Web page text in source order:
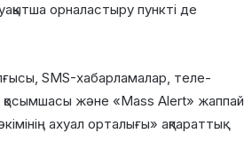
орналастыру пункті де
SMS-хабарламалар, теле-
және «Mass Alert» жаппай
ахуал орталығы» ақпараттық